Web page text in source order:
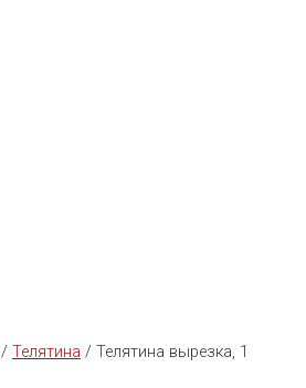
/Телятина / Телятина вырезка, 1